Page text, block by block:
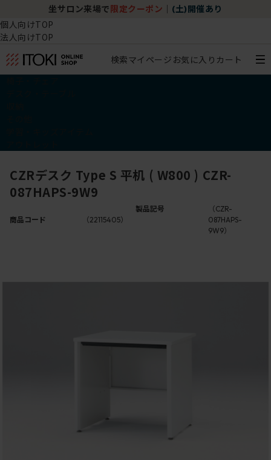
坐サロン来場で 限定クーポン (土)開催あり
個人向けTOP
法人向けTOP
検索マイページ お気に入り カート
CZRデスク Type S 平机 ( W800 ) CZR-
087HAPS-9W9
商品コード （22115405）
製品記号
（CZR-
087HAPS-
9W9）